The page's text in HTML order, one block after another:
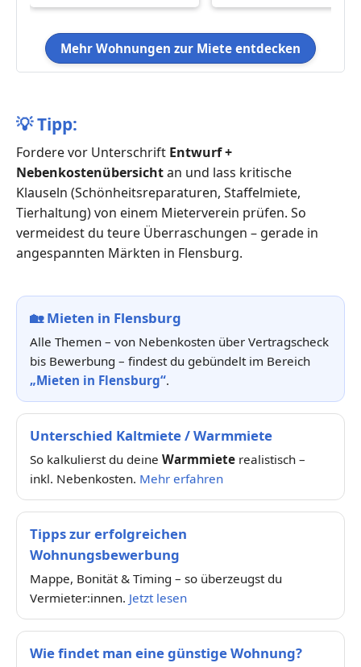
Mehr Wohnungen zur Miete entdecken
💡Tipp:
Fordere vor Unterschrift Entwurf +
Nebenkostenübersichtan und lass kritische
Klauseln (Schönheitsreparaturen, Staffelmiete,
Tierhaltung) von einem Mieterverein prüfen. So
vermeidest du teure Überraschungen – gerade in
angespannten Märkten in Flensburg.
🏡Mieten in Flensburg
Alle Themen – von Nebenkosten über Vertragscheck
bis Bewerbung – findest du gebündelt im Bereich
„Mieten in Flensburg“.
Unterschied Kaltmiete / Warmmiete
So kalkulierst du deine Warmmiete realistisch –
inkl. Nebenkosten. Mehr erfahren
Tipps zur erfolgreichen
Wohnungsbewerbung
Mappe, Bonität & Timing – so überzeugst du
Vermieter:innen. Jetzt lesen
Wie findet man eine günstige Wohnung?